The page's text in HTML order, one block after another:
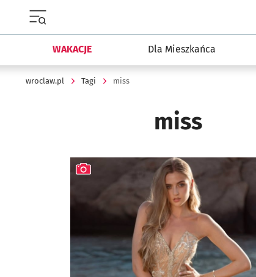
WAKACJE Dla Mieszkańca
wroclaw.pl Tagi miss
miss